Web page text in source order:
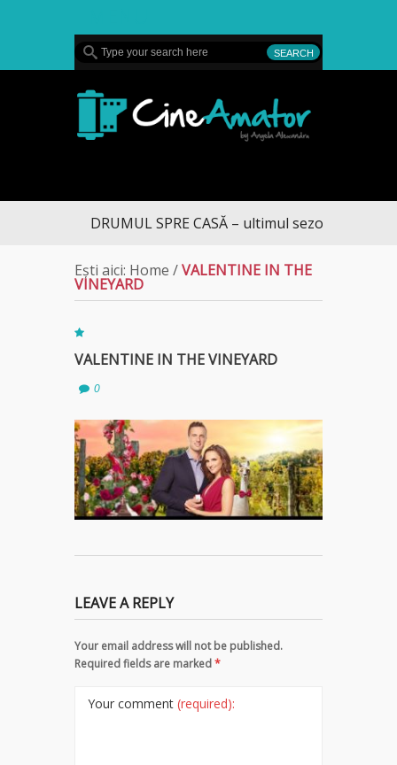
DRUMUL SPRE CASĂ – ultimul sezon te aduce
Ești aici: Home /VALENTINE IN THE
VINEYARD
VALENTINE IN THE VINEYARD
0
LEAVE A REPLY
Your email address will not be published.
Required fields are marked*
Your comment (required):